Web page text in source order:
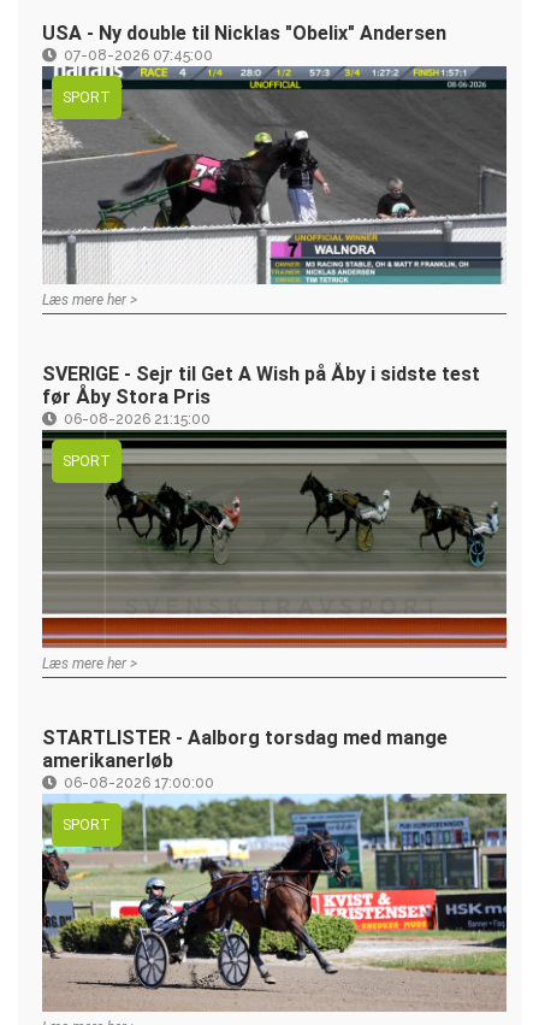
USA - Ny double til Nicklas "Obelix" Andersen
07-08-2026 07:45:00
SPORT
Læs mere her >
SVERIGE - Sejr til Get A Wish på Åby i sidste test
før Åby Stora Pris
06-08-2026 21:15:00
SPORT
Læs mere her >
STARTLISTER - Aalborg torsdag med mange
amerikanerløb
06-08-2026 17:00:00
SPORT